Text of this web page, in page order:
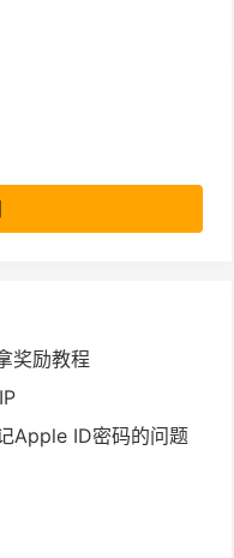
奖励教程
Apple ID密码的问题